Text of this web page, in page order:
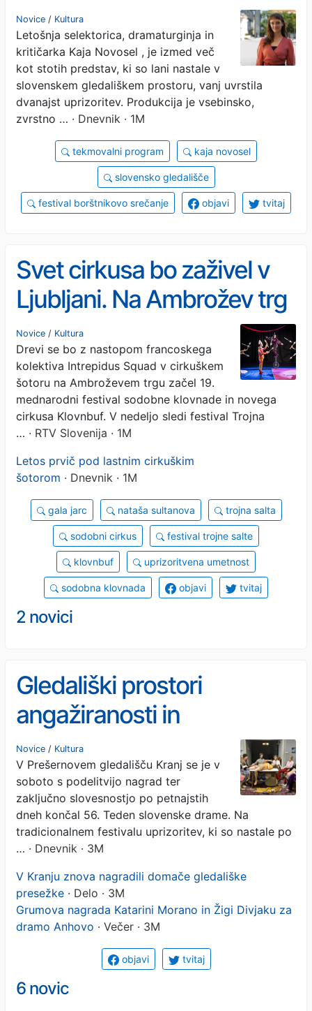
prizadevna
Novice / Kultura
Letošnja selektorica, dramaturginja in
kritičarka Kaja Novosel , je izmed več
kot stotih predstav, ki so lani nastale v
slovenskem gledališkem prostoru, vanj uvrstila
dvanajst uprizoritev. Produkcija je vsebinsko,
zvrstno … · Dnevnik · 1M
tekmovalni program kaja novosel
slovensko gledališče
festival borštnikovo srečanje objavi tvitaj
Svet cirkusa bo zaživel v
Ljubljani. Na Ambrožev trg
vabita Klovnbuf in Trojna
salta.
Novice / Kultura
Drevi se bo z nastopom francoskega
kolektiva Intrepidus Squad v cirkuškem
šotoru na Ambroževem trgu začel 19.
mednarodni festival sodobne klovnade in novega
cirkusa Klovnbuf. V nedeljo sledi festival Trojna
… · RTV Slovenija · 1M
Letos prvič pod lastnim cirkuškim
šotorom · Dnevnik · 1M
gala jarc nataša sultanova trojna salta
sodobni cirkus festival trojne salte
klovnbuf uprizoritvena umetnost
sodobna klovnada objavi tvitaj
2 novici
Gledališki prostori
angažiranosti in
občutljivosti
Novice / Kultura
V Prešernovem gledališču Kranj se je v
soboto s podelitvijo nagrad ter
zaključno slovesnostjo po petnajstih
dneh končal 56. Teden slovenske drame. Na
tradicionalnem festivalu uprizoritev, ki so nastale po
… · Dnevnik · 3M
V Kranju znova nagradili domače gledališke
presežke · Delo · 3M
Grumova nagrada Katarini Morano in Žigi Divjaku za
dramo Anhovo · Večer · 3M
objavi tvitaj
6 novic